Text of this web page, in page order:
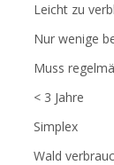
Leicht zu
Nur wenige
Muss
< 3 Jahre
Simplex
Wald